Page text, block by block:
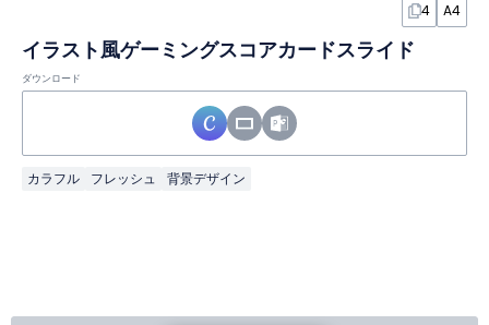
4 A4
イラスト風ゲーミングスコアカードスライド
ダウンロード
カラフル フレッシュ 背景デザイン